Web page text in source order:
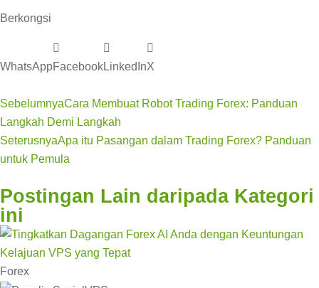
Berkongsi
WhatsAppFacebookLinkedInX
SebelumnyaCara Membuat Robot Trading Forex: Panduan
Langkah Demi Langkah
SeterusnyaApa itu Pasangan dalam Trading Forex? Panduan
untuk Pemula
Postingan Lain daripada Kategori
ini
Forex